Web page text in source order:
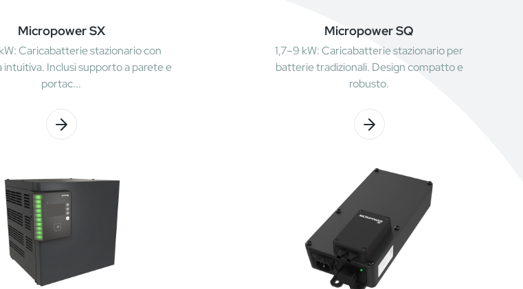
Micropower SX
Caricabatterie stazionario con
intuitiva. Inclusi supporto a parete e
portac...
Micropower SQ
1,7–9 kW: Caricabatterie stazionario per
batterie tradizionali. Design compatto e
robusto.